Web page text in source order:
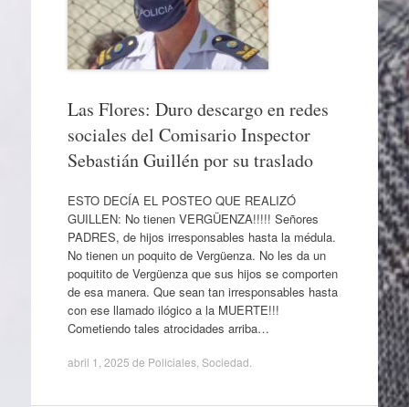
Las Flores: Duro descargo en redes
sociales del Comisario Inspector
Sebastián Guillén por su traslado
ESTO DECÍA EL POSTEO QUE REALIZÓ
GUILLEN: No tienen VERGÜENZA!!!!! Señores
PADRES, de hijos irresponsables hasta la médula.
No tienen un poquito de Vergüenza. No les da un
poquitito de Vergüenza que sus hijos se comporten
de esa manera. Que sean tan irresponsables hasta
con ese llamado ilógico a la MUERTE!!!
Cometiendo tales atrocidades arriba…
abril 1, 2025 de Policiales, Sociedad